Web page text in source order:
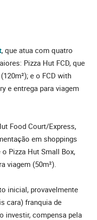
, que atua com quatro
Pizza Hut FCD, que
e o FCD with
e entrega para viagem
Food Court/Express,
em shoppings
Pizza Hut Small Box,
viagem (50m²).
inicial, provavelmente
cara) franquia de
investir, compensa pela